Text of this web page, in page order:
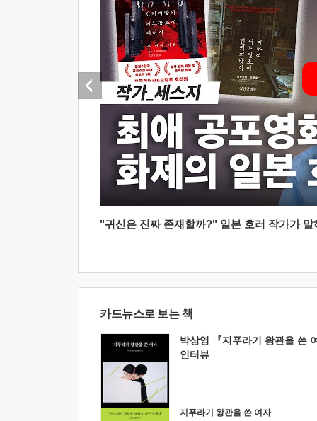
"귀신은 진짜 존재할까?" 일본 호러 작가가
카드뉴스로 보는 책
박상영 『지푸라기 왕관을 쓴
인터뷰
지푸라기 왕관을 쓴 여자